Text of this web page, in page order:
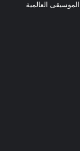
العالمية